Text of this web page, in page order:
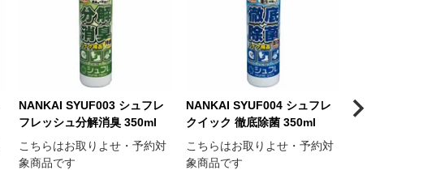
NANKAI SYUF003 シュフレ
フレッシュ分解消臭 350ml
こちらはお取りよせ・予約対
象商品です
NANKAI SYUF004 シュフレ
クイック 徹底除菌 350ml
こちらはお取りよせ・予約対
象商品です
SurLuster シュ